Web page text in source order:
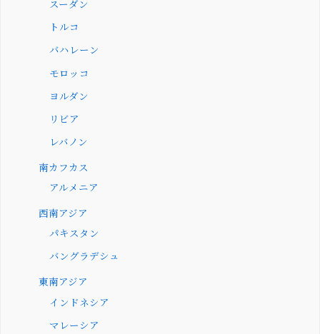
スーダン
トルコ
バハレーン
モロッコ
ヨルダン
リビア
レバノン
南カフカス
アルメニア
西南アジア
パキスタン
バングラデシュ
東南アジア
インドネシア
マレーシア